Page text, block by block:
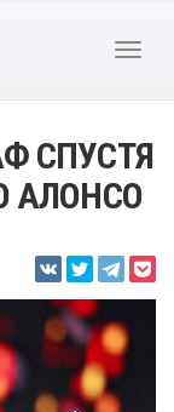
СПУСТЯ
АЛОНСО